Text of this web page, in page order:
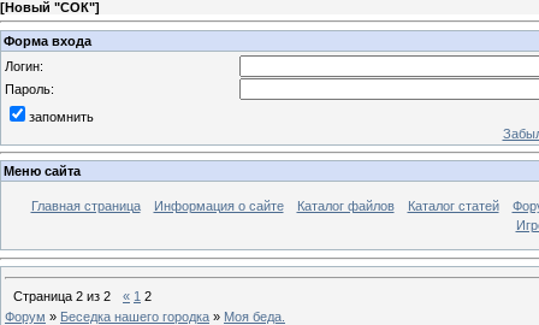
[Новый "СОК"]
Форма входа
Логин:
Пароль:
запомнить
Меню сайта
Главная страница Информация о сайте Каталог файлов Каталог статей
Страница 2 из 2 « 1 2
Форум » Беседка нашего городка » Моя беда.